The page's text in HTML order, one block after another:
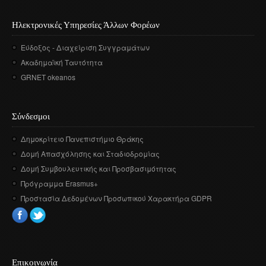
Ηλεκτρονικές Υπηρεσίες Άλλων Φορέων
Εύδοξος - Διαχείριση Συγγραμάτων
Ακαδημαϊκή Ταυτότητα
GRNET okeanos
Σύνδεσμοι
Δημοκρίτειο Πανεπιστήμιο Θράκης
Δομή Απασχόλησης και Σταδιοδρομίας
Δομή Συμβουλευτικής και Προσβασιμότητας
Πρόγραμμα Erasmus+
Προστασία Δεδομένων Προσωπικού Χαρακτήρα GDPR
Επικοινωνία